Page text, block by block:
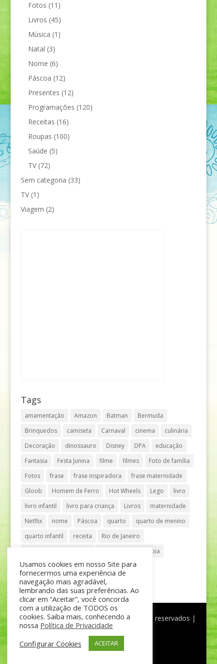
Fotos (11)
Livros (45)
Música (1)
Natal (3)
Nome (6)
Páscoa (12)
Presentes (12)
Programações (120)
Receitas (16)
Roupas (100)
Saúde (5)
TV(72)
Sem categoria (33)
TV(1)
Viagem (2)
Tags
amamentação Amazon Batman
Bermuda
Brinquedos
camiseta Carnaval cinema
culinária
Decoração
dinossauro Disney DPA
educação
Fantasia
Festa Junina filme filmes
Foto de família
Fotos
frase frase inspiradora
frase maternidade
Gloob
Homem de Ferro Hot Wheels Lego
livro
livro infantil
livro para criança Livros
maternidade
Netflix
nome Páscoa quarto
quarto de menino
quarto infantil
receita
Rio de Janeiro
Shopping Vila Olímpia
São Paulo
teatro tênis
®Mãe de Menino | © Todos os direitos reservados |
Política de Privacidade
Usamos cookies em nosso Site para
fornecermos uma experiência de
navegação mais agradável,
lembrando das suas preferências. Ao
clicar em “Aceitar”, você concorda
com a utilização de TODOS os
cookies. Saiba mais, conhecendo a
nossa Política de Privacidade
Configurar Cookies
ACEITAR